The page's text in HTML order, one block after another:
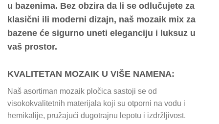
u bazenima. Bez obzira da li se odlučujete za
klasični ili moderni dizajn, naš mozaik mix za
bazene će sigurno uneti eleganciju i luksuz u
vaš prostor.
KVALITETAN MOZAIK U VIŠE NAMENA:
Naš asortiman mozaik pločica sastoji se od
visokokvalitetnih materijala koji su otporni na vodu i
hemikalije, pružajući dugotrajnu lepotu i izdržljivost.